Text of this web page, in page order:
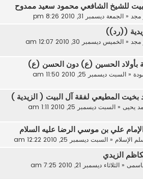
للشيخ الشافعي محمود سعيد ممدوح
مجد« الجمعة ديسمبر 31, 2010 8:26 pm
((رد))
مجد« الخميس ديسمبر 30, 2010 12:07 am
بأولاد الحسين (ع) دون الحسن (ع)
« السبت ديسمبر 25, 2010 11:50 am
بخيت المطيعي لفقة آل البيت ( الزيدية )
يحيى « السبت ديسمبر 25, 2010 1:11 am
علي بن موسي الرضا عليه السلام
الإسلام« السبت ديسمبر 25, 2010 12:22 am
الزيدي
« الثلاثاء ديسمبر 21, 2010 7:25 am